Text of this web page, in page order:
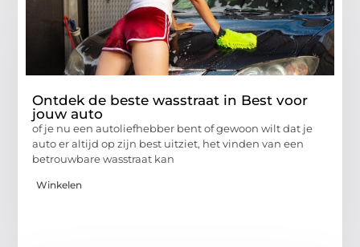
Ontdek de beste wasstraat in Best voor
jouw auto
of je nu een autoliefhebber bent of gewoon wilt dat je
auto er altijd op zijn best uitziet, het vinden van een
betrouwbare wasstraat kan
Winkelen